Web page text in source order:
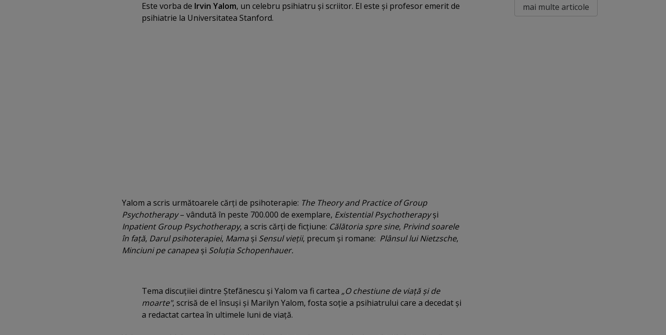
Este vorba de Irvin Yalom, un celebru psihiatru şi scriitor. El este şi profesor emerit de
psihiatrie la Universitatea Stanford.
Yalom a scris următoarele cărţi de psihoterapie: The Theory and Practice of Group
Psychotherapy– vândută în peste 700.000 de exemplare, Existential Psychotherapyşi
Inpatient Group Psychotherapy, a scris cărţi de ficţiune: Călătoria spre sine, Privind soarele
în faţă, Darul psihoterapiei, Mama şi Sensul vieţii, precum şi romane: Plânsul lui Nietzsche,
Minciuni pe canapea şi Soluţia Schopenhauer.
Tema discuţiiei dintre Ştefănescu şi Yalom va fi cartea „O chestiune de viaţă şi de
moarte", scrisă de el însuşi şi Marilyn Yalom, fosta soţie a psihiatrului care a decedat şi
a redactat cartea în ultimele luni de viaţă.
mai multe articole